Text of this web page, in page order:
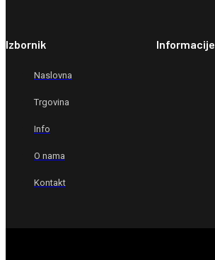
Izbornik
Naslovna
Trgovina
Info
O nama
Kontakt
Informacije